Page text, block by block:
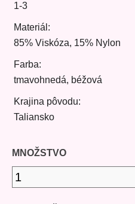
1-3
Materiál:
85% Viskóza, 15% Nylon
Farba:
tmavohnedá, béžová
Krajina pôvodu:
Taliansko
MNOŽSTVO